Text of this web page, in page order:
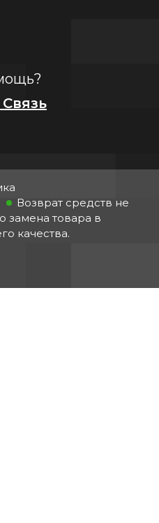
Возврат средств не
замена товара в
качества.